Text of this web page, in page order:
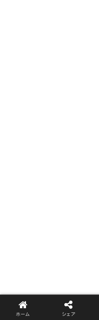
ホーム シェア